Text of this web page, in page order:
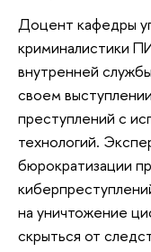
Доцент кафедры
криминалистики
внутренней
своем
преступлений с
технологий.
бюрократизации
на уничтожение
скрыться от